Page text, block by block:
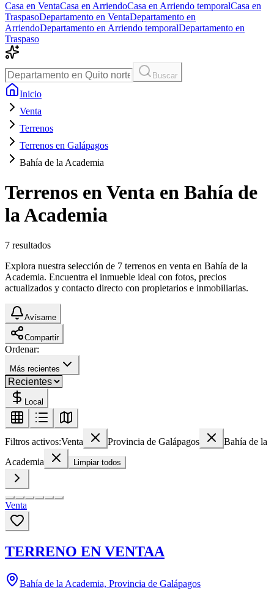
Casa en VentaCasa en ArriendoCasa en Arriendo temporalCasa en
TraspasoDepartamento en VentaDepartamento en
ArriendoDepartamento en Arriendo temporalDepartamento en
Traspaso
Buscar
Inicio
Venta
Terrenos
Terrenos en Galápagos
Bahía de la Academia
Terrenos en Venta en Bahía de
la Academia
7 resultados
Explora nuestra selección de 7 terrenos en venta en Bahía de la
Academia. Encuentra el inmueble ideal con fotos, precios
actualizados y contacto directo con propietarios e inmobiliarias.
Avísame
Compartir
Ordenar:
Más recientes
Local
Filtros activos:Venta Provincia de Galápagos
Bahía de la
Academia
Limpiar todos
Venta
TERRENO EN VENTAA
Bahía de la Academia, Provincia de Galápagos